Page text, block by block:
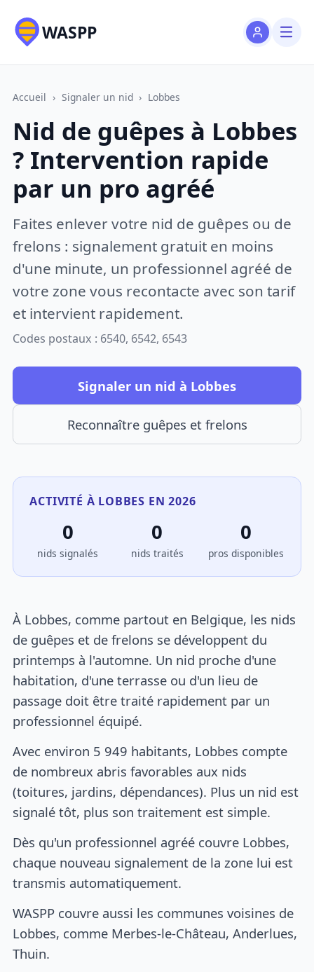
WASPP
Accueil › Signaler un nid › Lobbes
Nid de guêpes à Lobbes
? Intervention rapide
par un pro agréé
Faites enlever votre nid de guêpes ou de
frelons : signalement gratuit en moins
d'une minute, un professionnel agréé de
votre zone vous recontacte avec son tarif
et intervient rapidement.
Codes postaux : 6540, 6542, 6543
Signaler un nid à Lobbes
Reconnaître guêpes et frelons
ACTIVITÉ À LOBBES EN 2026
0
nids signalés
0
nids traités
0
pros disponibles
À Lobbes, comme partout en Belgique, les nids
de guêpes et de frelons se développent du
printemps à l'automne. Un nid proche d'une
habitation, d'une terrasse ou d'un lieu de
passage doit être traité rapidement par un
professionnel équipé.
Avec environ 5 949 habitants, Lobbes compte
de nombreux abris favorables aux nids
(toitures, jardins, dépendances). Plus un nid est
signalé tôt, plus son traitement est simple.
Dès qu'un professionnel agréé couvre Lobbes,
chaque nouveau signalement de la zone lui est
transmis automatiquement.
WASPP couvre aussi les communes voisines de
Lobbes, comme Merbes-le-Château, Anderlues,
Thuin.